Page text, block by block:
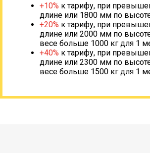
+10% к тарифу, при
длине или 1800 мм по
+20% к тарифу, при
длине или 2000 мм по
весе больше 1000 кг для 1
+40% к тарифу, при
длине или 2300 мм по
весе больше 1500 кг для 1